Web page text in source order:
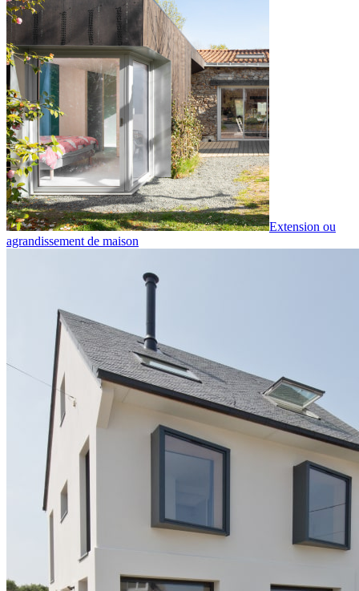
Extension ou
agrandissement de maison